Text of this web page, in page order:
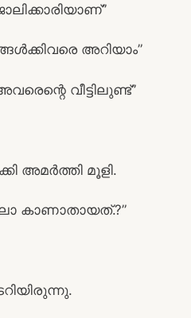
അറിയാം”
വീട്ടിലുണ്ട്”
അമർത്തി മൂളി.
കാണാതായത്.?”